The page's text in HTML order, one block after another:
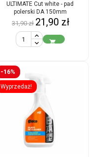
ULTIMATE Cut white - pad
polerski DA 150mm
Cena
podstawowa
31,90 zł Cena
21,90 zł

-16%
Wyprzedaż!